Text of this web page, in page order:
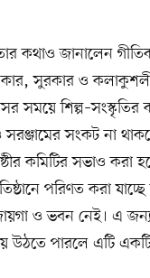
কথাও জানালেন
সুরকার ও
সময়ে শিল্প–সংস্কৃতির
সরঞ্জামের সংকট না
কমিটির সভাও করা
পরিণত করা
ও ভবন নেই। এ
পারলে এটি একটি